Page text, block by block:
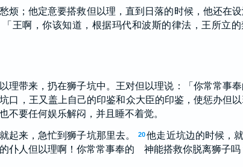
烦；他定意要搭救但以理，直到日落的时候，他还在设
王啊，你该知道，根据玛代和波斯的律法，王所立
理带来，扔在狮子坑中。王对但以理说：「你常常事
口，王又盖上自己的印鉴和众大臣的印鉴，使惩办但以
不要任何娱乐解闷，并且睡不着觉。
起来，急忙到狮子坑那里去。 20他走近坑边的时候，
仆人但以理啊！你常常事奉的 神能搭救你脱离狮子吗